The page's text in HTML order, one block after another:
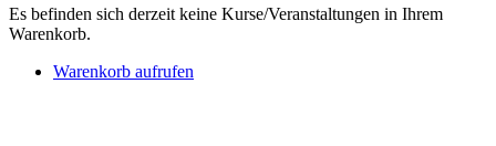
Es befinden sich derzeit keine Kurse/Veranstaltungen in Ihrem
Warenkorb.
Warenkorb aufrufen